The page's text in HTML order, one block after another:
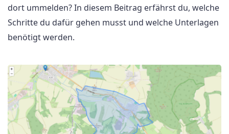
dort ummelden? In diesem Beitrag erfährst du, welche
Schritte du dafür gehen musst und welche Unterlagen
benötigt werden.